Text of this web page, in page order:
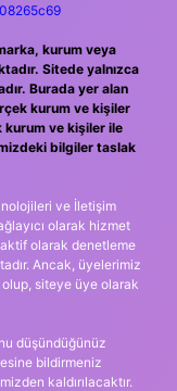
kurum veya
Sitede yalnızca
Burada yer alan
kurum ve kişiler
kurum ve kişiler ile
bilgiler taslak
ve İletişim
olarak hizmet
olarak denetleme
Ancak, üyelerimiz
siteye üye olarak
düşündüğünüz
bildirmeniz
kaldırılacaktır.